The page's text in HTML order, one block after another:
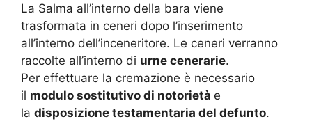
La Salma all’interno della bara viene
trasformata in ceneri dopo l’inserimento
all’interno dell’inceneritore. Le ceneri verranno
raccolte all’interno di urne cenerarie.
Per effettuare la cremazione è necessario
il modulo sostitutivo di notorietà e
la disposizione testamentaria del defunto.